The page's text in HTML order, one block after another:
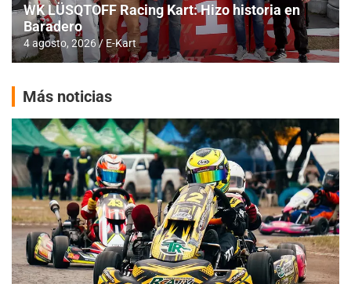
WK LÜSQTOFF Racing Kart: Hizo historia en
Baradero
4 agosto, 2026 E-Kart
Más noticias